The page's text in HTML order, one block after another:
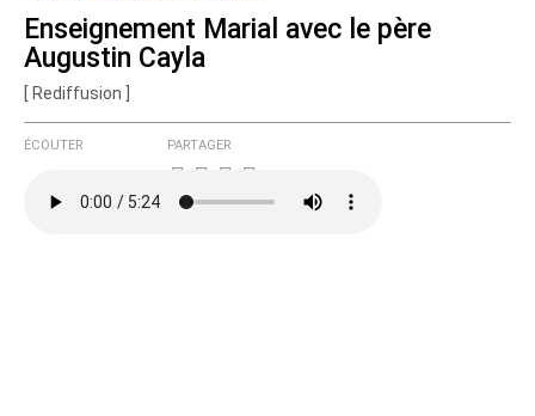
Courriel (non publié)
Enseignement Marial avec le père
Augustin Cayla
[ Rediffusion ]
ÉCOUTER PARTAGER